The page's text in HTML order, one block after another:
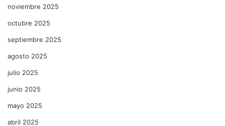
noviembre 2025
octubre 2025
septiembre 2025
agosto 2025
julio 2025
junio 2025
mayo 2025
abril 2025